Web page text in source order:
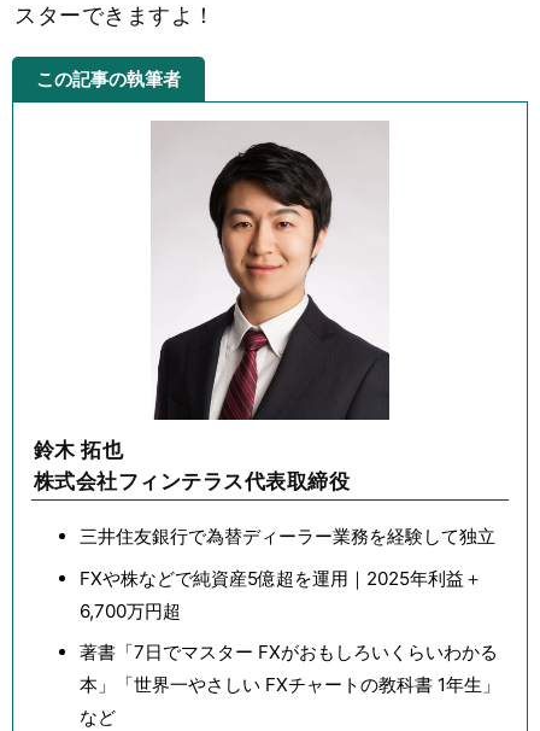
スターできますよ！
この記事の執筆者
鈴木 拓也
株式会社フィンテラス代表取締役
三井住友銀行で為替ディーラー業務を経験して独立
FXや株などで純資産5億超を運用｜2025年利益＋
6,700万円超
著書「7日でマスター FXがおもしろいくらいわかる
本」「世界一やさしい FXチャートの教科書 1年生」
など